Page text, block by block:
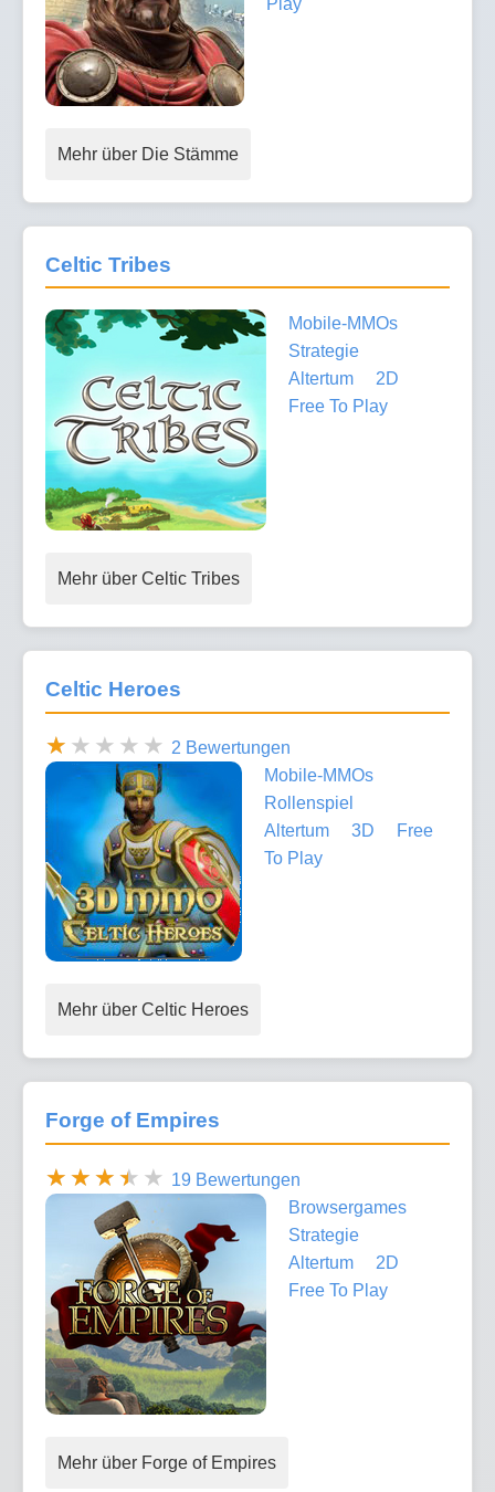
Mehr über Die Stämme
Celtic Tribes
Mobile-MMOs
Strategie
Altertum
2D
Free To Play
Mehr über Celtic Tribes
Celtic Heroes
2 Bewertungen
Mobile-MMOs
Rollenspiel
Altertum
3D
Free
To Play
Mehr über Celtic Heroes
Forge of Empires
19 Bewertungen
Browsergames
Strategie
Altertum
2D
Free To Play
Mehr über Forge of Empires